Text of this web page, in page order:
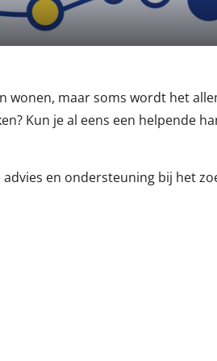
wonen, maar soms wordt het
Kun je al eens een helpende
advies en ondersteuning bij het